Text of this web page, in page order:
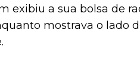
exibiu a sua bolsa de
mostrava o lado